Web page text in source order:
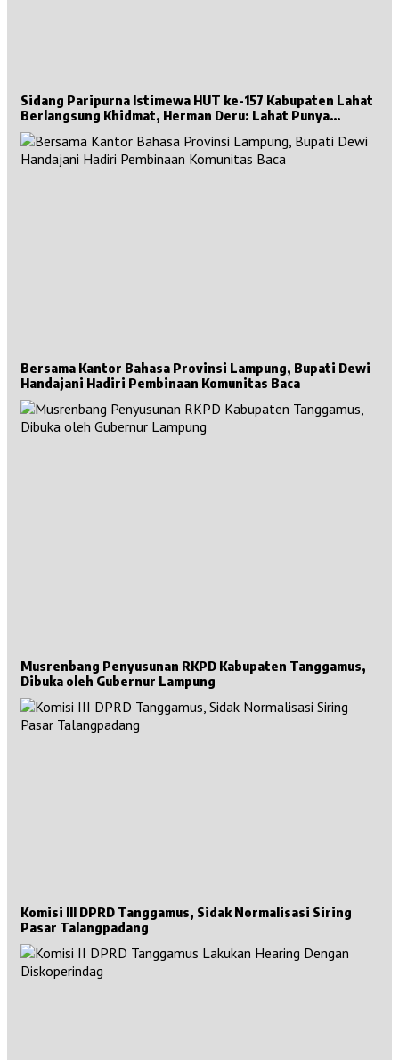
Sidang Paripurna Istimewa HUT ke-157 Kabupaten Lahat
Berlangsung Khidmat, Herman Deru: Lahat Punya
Sejarah Besar untuk Sumsel
Bersama Kantor Bahasa Provinsi Lampung, Bupati Dewi
Handajani Hadiri Pembinaan Komunitas Baca
Musrenbang Penyusunan RKPD Kabupaten Tanggamus,
Dibuka oleh Gubernur Lampung
Komisi III DPRD Tanggamus, Sidak Normalisasi Siring
Pasar Talangpadang